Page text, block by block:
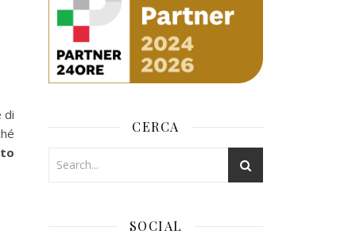
di
CERCA
SOCIAL